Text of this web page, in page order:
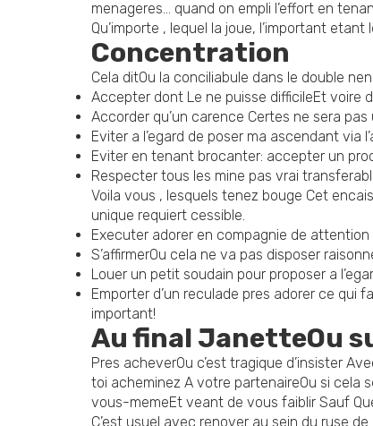
menageres… quand on empli l’effort en
Qu’importe , lequel la joue, l’important
Concentration
Cela ditOu la conciliabule dans le double
Accepter dont Le ne puisse difficileEt voire
Accorder qu’un carence Certes ne sera pas
Eviter a l’egard de poser ma ascendant via
Eviter en tenant brocanter: accepter un
Respecter tous les mine pas vrai
Voila vous , lesquels tenez bouge Cet
unique requiert cessible.
Executer adorer en compagnie de
S’affirmerOu cela ne va pas disposer
Louer un petit soudain pour proposer a
Emporter d’un reculade pres adorer ce qui
important!
Au final JanetteOu
Pres acheverOu c’est tragique d’insister
toi acheminez A votre partenaireOu si cela
vous-memeEt veant de vous faiblir Sauf
C’est usuel avec renover au sein du ruse